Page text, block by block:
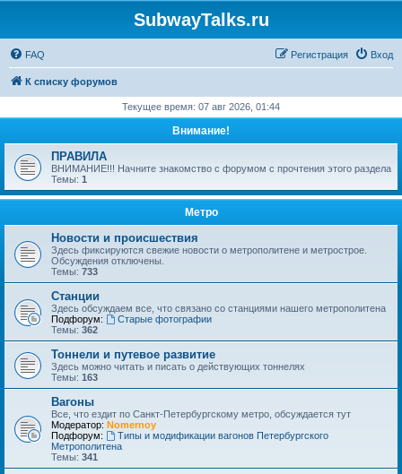
SubwayTalks.ru
FAQ Вход
Регистрация
К списку форумов
Текущее время: 07 авг 2026, 01:44
Внимание!
ПРАВИЛА
ВНИМАНИЕ!!! Начните знакомство с форумом с прочтения этого раздела
Темы: 1
Метро
Новости и происшествия
Здесь фиксируются свежие новости о метрополитене и метрострое.
Обсуждения отключены.
Темы: 733
Станции
Здесь обсуждаем все, что связано со станциями нашего метрополитена
Подфорум:
Старые фотографии
Темы: 362
Тоннели и путевое развитие
Здесь можно читать и писать о действующих тоннелях
Темы: 163
Вагоны
Все, что ездит по Санкт-Петербургскому метро, обсуждается тут
Модератор: Nomernoy
Подфорум:
Типы и модификации вагонов Петербургского
Метрополитена
Темы: 341